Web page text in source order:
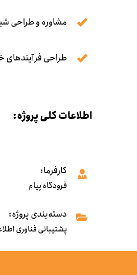
مشاوره و طراحی
طراحی فرآیندهای
اطلاعات کلی پروژه:
کارفرما:
فرودگاه پیام
دسته‌بندی پروژه:
پشتیبانی فناوری